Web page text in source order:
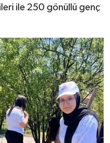
ile 250 gönüllü genç